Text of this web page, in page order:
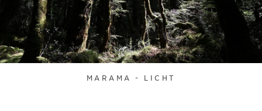
MARAMA - LICHT